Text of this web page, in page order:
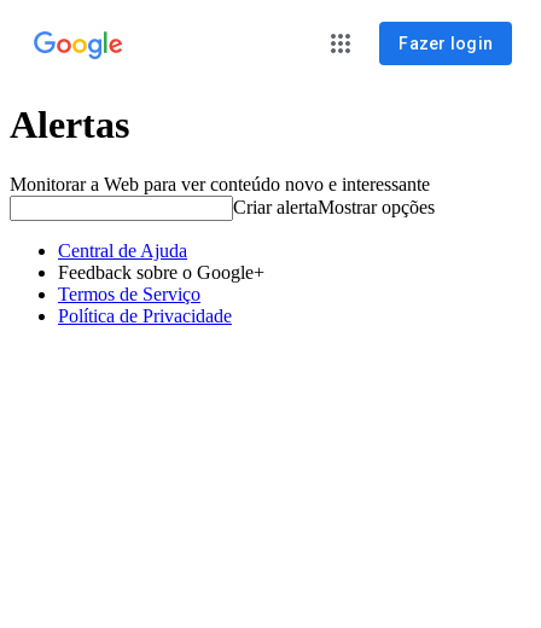
Fazer login
Alertas
Monitorar a Web para ver conteúdo novo e interessante
Criar alertaMostrar opções
Central de Ajuda
Feedback sobre o Google+
Termos de Serviço
Política de Privacidade